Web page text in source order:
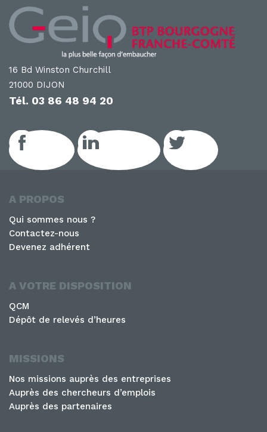
16 Bd Winston Churchill
21000 DIJON
Tél. 03 86 48 94 20
Facebook LinkedIn GEIQ Twitter
A PROPOS
Qui sommes nous ?
Contactez-nous
Devenez adhérent
A VOTRE DISPOSITION
QCM
Dépôt de relevés d’heures
MISSIONS
Nos missions auprès des entreprises
Auprès des chercheurs d’emplois
Auprès des partenaires